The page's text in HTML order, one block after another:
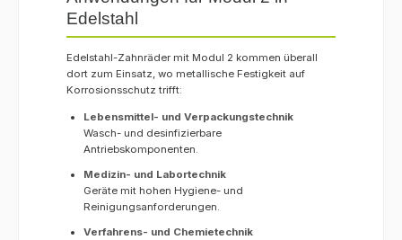
Edelstahl
Edelstahl-Zahnräder mit Modul 2 kommen überall
dort zum Einsatz, wo metallische Festigkeit auf
Korrosionsschutz trifft:
Lebensmittel- und Verpackungstechnik
Wasch- und desinfizierbare
Antriebskomponenten.
Medizin- und Labortechnik
Geräte mit hohen Hygiene- und
Reinigungsanforderungen.
Verfahrens- und Chemietechnik